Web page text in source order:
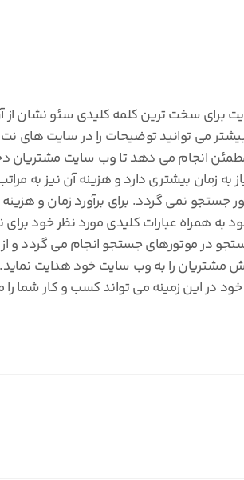
سخت ترین کلمه کلیدی سئو نشان از آن
می توانید توضیحات را در سایت های نت
انجام می دهد تا وب سایت مشتریان
زمان بیشتری دارد و هزینه آن نیز به
جستجو نمی گردد. برای برآورد زمان و
همراه عبارات کلیدی مورد نظر خود
روزانه در حدود 5 بیلیون جستجو در موتورهای جستجو
را به وب سایت خود هدایت نماید.
خود در این زمینه می تواند کسب و کار شما